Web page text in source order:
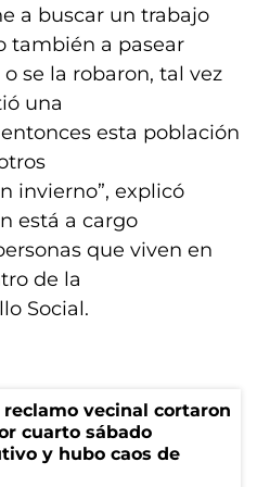
a buscar un trabajo
también a pasear
se la robaron, tal vez
una
esta población
invierno”, explicó
está a cargo
que viven en
de la
Social.
reclamo vecinal cortaron
cuarto sábado
y hubo caos de